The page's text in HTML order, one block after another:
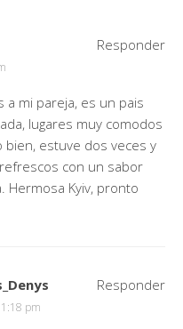
a mi pareja, es un pais
lugares muy comodos
bien, estuve dos veces y
con un sabor
Hermosa Kyiv, pronto
Responder
pm
Responder